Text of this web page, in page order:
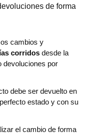
de forma
cambios y
corridos desde la
devoluciones por
debe ser devuelto en
estado y con su
el cambio de forma